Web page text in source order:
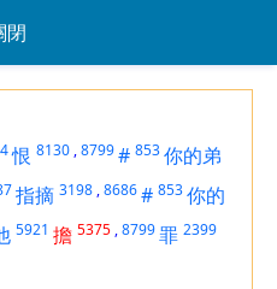
閉
恨 8130 ,8799# 853你的弟
指摘 3198 ,8686# 853你的
5921 擔 5375 ,8799罪 2399